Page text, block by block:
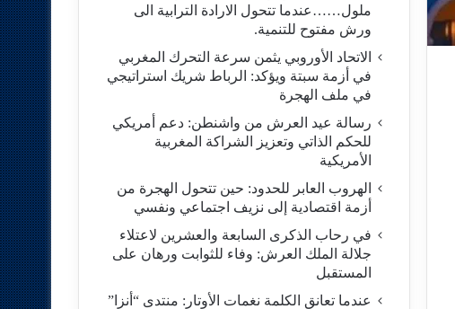
ملول……عندما تتحول الارادة الترابية الى
ورش مفتوح للتنمية.
الاتحاد الأوروبي يثمن سرعة التحرك المغربي
في أزمة سبتة ويؤكد: الرباط شريك استراتيجي
في ملف الهجرة
رسالة عيد العرش من واشنطن: دعم أمريكي
للحكم الذاتي وتعزيز الشراكة المغربية
الأمريكية
​الهروب العابر للحدود: حين تتحول الهجرة من
أزمة اقتصادية إلى نزيف اجتماعي ونفسي
في رحاب الذكرى السابعة والعشرين لاعتلاء
جلالة الملك العرش: وفاء للثوابت ورهان على
المستقبل
​عندما تعانق الكلمة نغمات الأوتار: منتدى “أنزا”